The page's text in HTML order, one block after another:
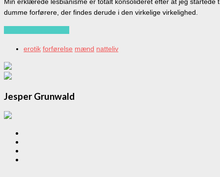
Min erklærede lesbianisme er totalt konsolideret efter at jeg
dumme forførere, der findes derude i den virkelige virkelighed.
erotik forførelse mænd natteliv
Jesper Grunwald